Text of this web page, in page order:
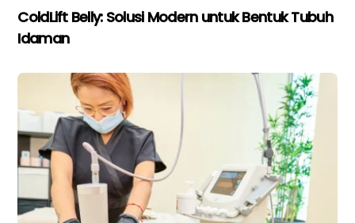
ColdLift Belly: Solusi Modern untuk Bentuk Tubuh
Idaman